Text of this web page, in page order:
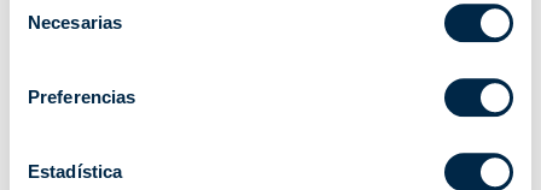
Necesarias
Preferencias
Estadística
Manual de instrucciones